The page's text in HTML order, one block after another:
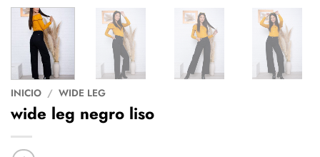
INICIO / WIDE LEG
wide leg negro liso